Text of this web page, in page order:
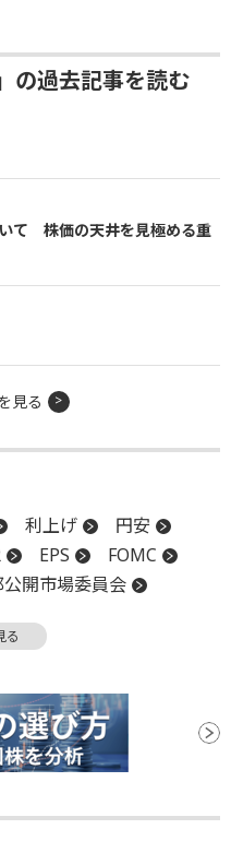
の過去記事を読む
て 株価の天井を見極める重
見る
利上げ
円安
EPS
FOMC
開市場委員会
る